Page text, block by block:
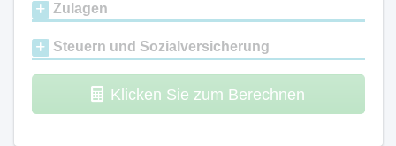
Zulagen
Steuern und Sozialversicherung
Klicken Sie zum Berechnen